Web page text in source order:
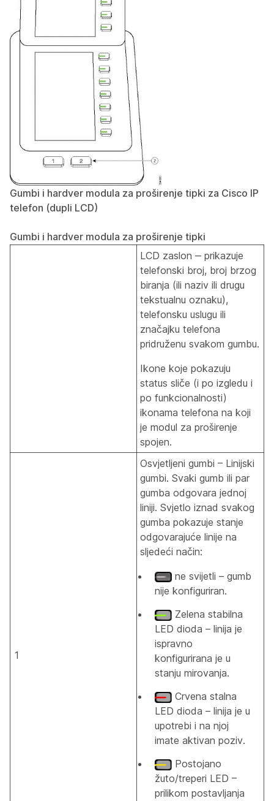
Gumbi i hardver modula za proširenje tipki za Cisco IP
telefon (dupli LCD)
Gumbi i hardver modula za proširenje tipki
LCD zaslon ‒ prikazuje
telefonski broj, broj brzog
biranja (ili naziv ili drugu
tekstualnu oznaku),
telefonsku uslugu ili
značajku telefona
pridruženu svakom gumbu.
Ikone koje pokazuju
status sliče (i po izgledu i
po funkcionalnosti)
ikonama telefona na koji
je modul za proširenje
spojen.
1
Osvjetljeni gumbi – Linijski
gumbi. Svaki gumb ili par
gumba odgovara jednoj
liniji. Svjetlo iznad svakog
gumba pokazuje stanje
odgovarajuće linije na
sljedeći način:
ne svijetli – gumb
nije konfiguriran.
Zelena stabilna
LED dioda – linija je
ispravno
konfigurirana je u
stanju mirovanja.
Crvena stalna
LED dioda – linija je u
upotrebi i na njoj
imate aktivan poziv.
Postojano
žuto/treperi LED –
prilikom postavljanja